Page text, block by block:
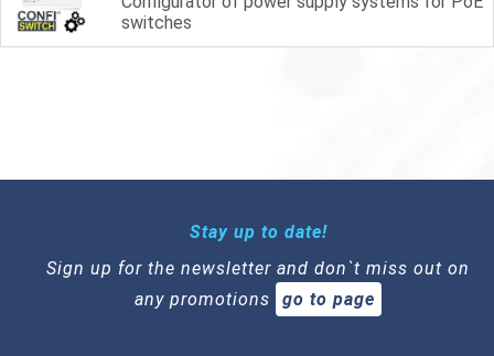
switches
Stay up to date!
Sign up for the newsletter and don`t miss out on
any promotions
go to page